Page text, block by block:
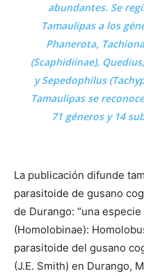
abundantes. Se
Tamaulipas a los
Phanerota,
(Scaphidiinae),
y Sepedophilus
Tamaulipas se
71 géneros y 14
La publicación difunde
parasitoide de gusano
de Durango: “una
(Homolobinae):
parasitoide del gusano
(J.E. Smith) en Durango,